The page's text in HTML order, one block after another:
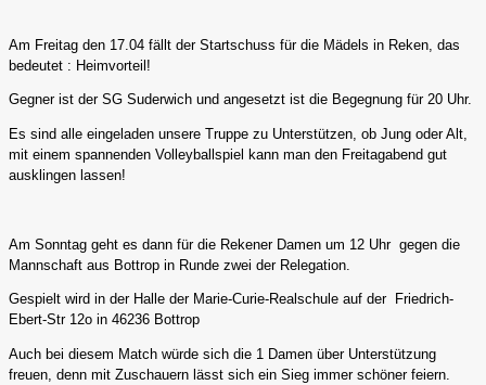
Am Freitag den 17.04 fällt der Startschuss für die Mädels in Reken, das
bedeutet : Heimvorteil!
Gegner ist der SG Suderwich und angesetzt ist die Begegnung für 20 Uhr.
Es sind alle eingeladen unsere Truppe zu Unterstützen, ob Jung oder Alt,
mit einem spannenden Volleyballspiel kann man den Freitagabend gut
ausklingen lassen!
Am Sonntag geht es dann für die Rekener Damen um 12 Uhr gegen die
Mannschaft aus Bottrop in Runde zwei der Relegation.
Gespielt wird in der Halle der Marie-Curie-Realschule auf der Friedrich-
Ebert-Str 12o in 46236 Bottrop
Auch bei diesem Match würde sich die 1 Damen über Unterstützung
freuen, denn mit Zuschauern lässt sich ein Sieg immer schöner feiern.